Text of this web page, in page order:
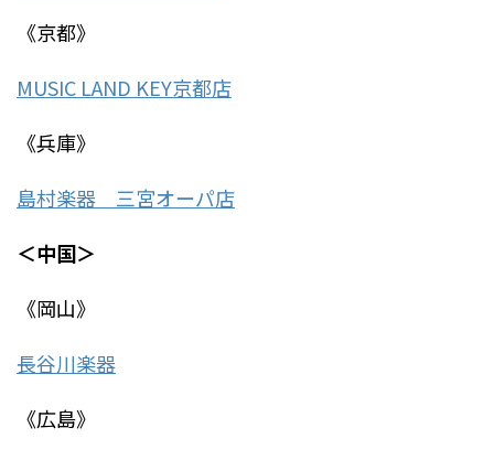
《京都》
MUSIC LAND KEY京都店
《兵庫》
島村楽器 三宮オーパ店
＜中国＞
《岡山》
長谷川楽器
《広島》